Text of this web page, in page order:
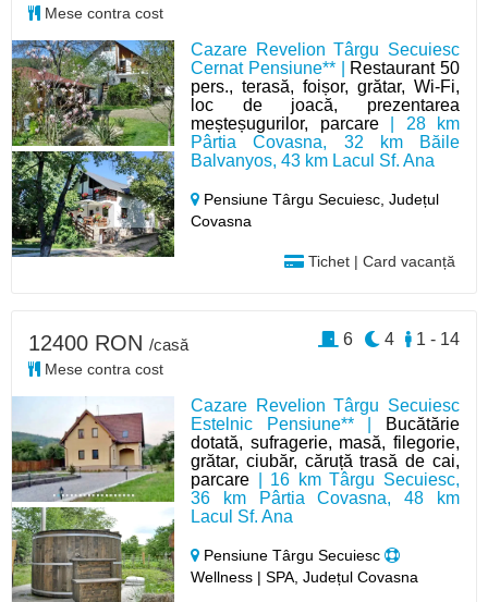
Cazare Revelion Târgu Secuiesc
Cernat Pensiune** |
Restaurant 50
pers., terasă, foișor, grătar, Wi-Fi,
loc de joacă, prezentarea
meșteșugurilor, parcare| 28 km
Pârtia Covasna, 32 km Băile
Balvanyos, 43 km Lacul Sf. Ana
Pensiune Târgu Secuiesc,Județul
Covasna
Tichet | Card vacanță
Mese contra cost
Cazare Revelion Târgu Secuiesc
Estelnic Pensiune** |
Bucătărie
dotată, sufragerie, masă, filegorie,
grătar, ciubăr, căruță trasă de cai,
parcare | 16 km Târgu Secuiesc,
36 km Pârtia Covasna, 48 km
Lacul Sf. Ana
Pensiune Târgu Secuiesc
Wellness | SPA, Județul Covasna
12400 RON /casă
Mese contra cost
1 - 14
4
6